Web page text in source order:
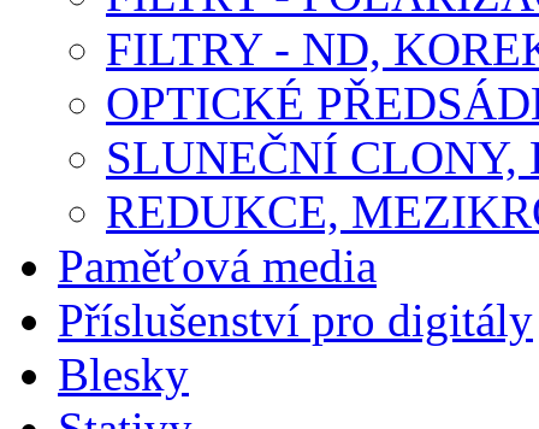
FILTRY - ND,
OPTICKÉ
SLUNEČNÍ
REDUKCE,
Paměťová media
Příslušenství pro digitály
Blesky